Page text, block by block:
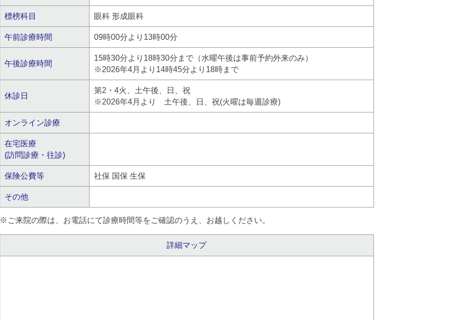
標榜科目 眼科 形成眼科
午前診療時間 09時00分より13時00分
午後診療時間
15時30分より18時30分まで（水曜午後は事前予約外来のみ）
※2026年4月より14時45分より18時まで
休診日
第2・4火、土午後、日、祝
※2026年4月より 土午後、日、祝(火曜は毎週診療)
オンライン診療
在宅医療
(訪問診療・往診)
保険公費等 社保 国保 生保
その他
※ご来院の際は、お電話にて診療時間等をご確認のうえ、お越しください。
詳細マップ